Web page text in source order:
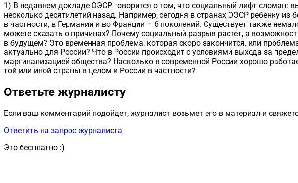
1) В недавнем докладе ОЭСР говорится о том, что социальный лифт сломан:
несколько десятилетий назад. Например, сегодня в странах ОЭСР ребенку из
в частности, в Германии и во Франции – 6 поколений. Существует также
можете сказать о причинах? Почему социальный разрыв растет, а
в будущем? Это временная проблема, которая скоро закончится, или
актуально для России? Что в России происходит с условиями выхода за
маргинализацией общества? Насколько в современной России хорошо
той или иной страны в целом и России в частности?
Ответьте журналисту
Если ваш комментарий подойдет, журналист возьмет его в материал и
Ответить на запрос журналиста
Это бесплатно :)